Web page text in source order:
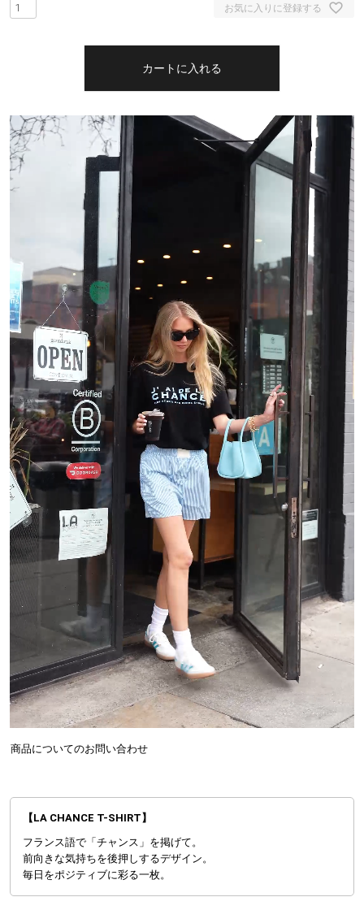
お気に入りに登録する
カートに入れる
商品についてのお問い合わせ
【LA CHANCE T-SHIRT】
フランス語で「チャンス」を掲げて。
前向きな気持ちを後押しするデザイン。
毎日をポジティブに彩る一枚。